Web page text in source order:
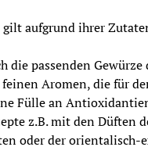
aufgrund ihrer
die passenden
Aromen, die für
Fülle an
z.B. mit den Düften
oder der orientalisch-